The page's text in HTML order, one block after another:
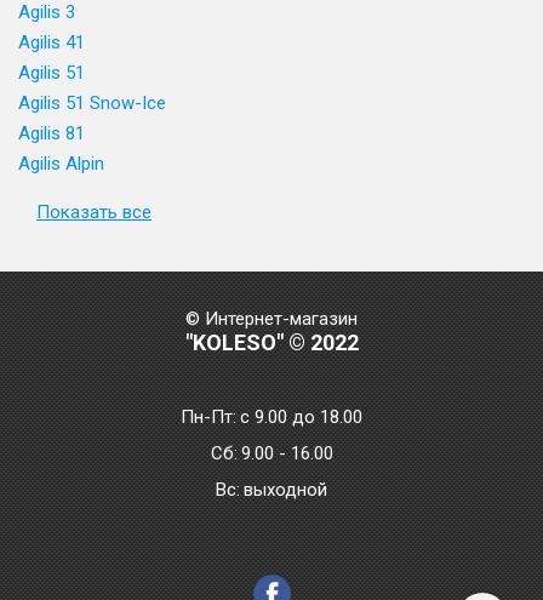
Agilis 3
Agilis 41
Agilis 51
Agilis 51 Snow-Ice
Agilis 81
Agilis Alpin
Показать все
© Интернет-магазин
"KOLESO" © 2022
Пн-Пт:с 9.00 до 18.00
Сб: 9.00 - 16.00
Bc: выходной